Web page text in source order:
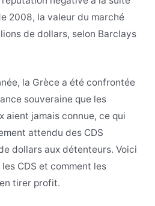
2008, la valeur du marché
de dollars, selon Barclays
la Grèce a été confrontée
souveraine que les
aient jamais connue, ce qui
attendu des CDS
dollars aux détenteurs. Voici
CDS et comment les
tirer profit.